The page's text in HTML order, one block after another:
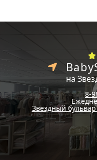
на
8-
Звездный